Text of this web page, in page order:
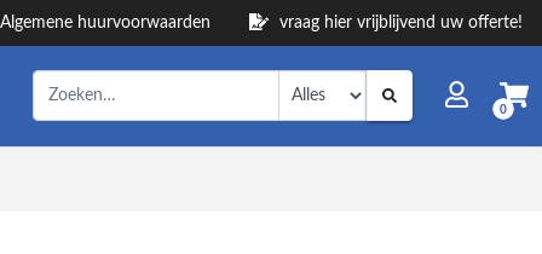
Algemene huurvoorwaarden vraag hier vrijblijvend uw offerte!
0